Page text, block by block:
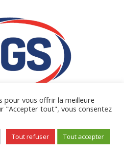
pour vous offrir la meilleure
"Accepter tout", vous consentez
Tout refuser Tout accepter